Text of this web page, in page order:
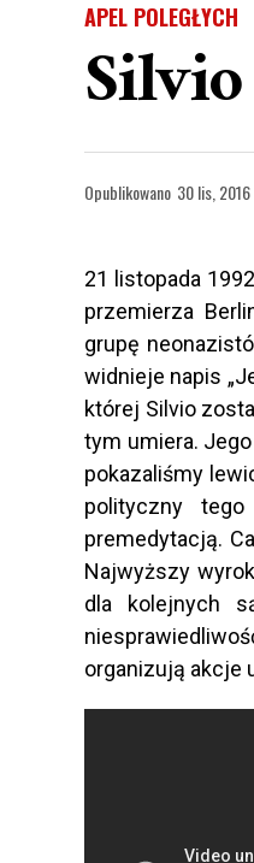
APEL POLEGŁYCH
Opublikowano 30 lis, 2016
21 listopada
przemierza
grupę
widnieje napis
której Silvio
tym umiera.
pokazaliśmy
polityczny
premedytacją.
Najwyższy
dla kolejnych
organizują akcje